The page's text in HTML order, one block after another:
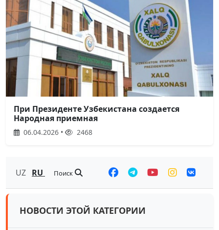
При Президенте Узбекистана создается
Народная приемная
06.04.2026 • 2468
UZ RU Поиск
НОВОСТИ ЭТОЙ КАТЕГОРИИ